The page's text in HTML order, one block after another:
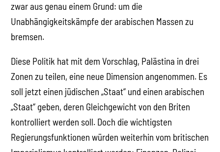
zwar aus genau einem Grund: um die
Unabhängigkeitskämpfe der arabischen Massen zu
bremsen.
Diese Politik hat mit dem Vorschlag, Palästina in drei
Zonen zu teilen, eine neue Dimension angenommen. Es
soll jetzt einen jüdischen „Staat“ und einen arabischen
„Staat“ geben, deren Gleichgewicht von den Briten
kontrolliert werden soll. Doch die wichtigsten
Regierungsfunktionen würden weiterhin vom britischen